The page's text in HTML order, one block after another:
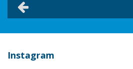
Instagram